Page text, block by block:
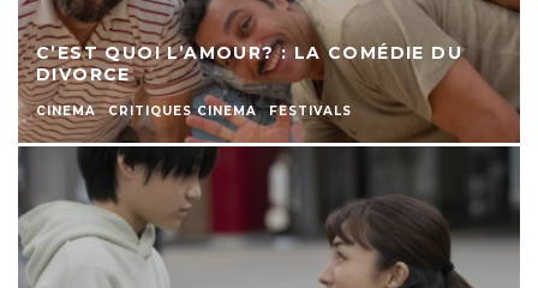
C’EST QUOI L’AMOUR? : LA COMÉDIE DU
DIVORCE
CINEMA CRITIQUES CINEMA FESTIVALS